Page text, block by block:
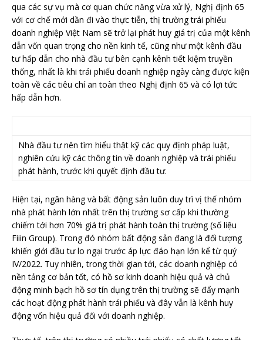
qua các sự vụ mà cơ quan chức năng vừa xử lý, Nghị định 65
với cơ chế mới dần đi vào thực tiễn, thị trường trái phiếu
doanh nghiệp Việt Nam sẽ trở lại phát huy giá trị của một kênh
dẫn vốn quan trọng cho nền kinh tế, cũng như một kênh đầu
tư hấp dẫn cho nhà đầu tư bên cạnh kênh tiết kiệm truyền
thống, nhất là khi trái phiếu doanh nghiệp ngày càng được kiện
toàn về các tiêu chí an toàn theo Nghị định 65 và có lợi tức
hấp dẫn hơn.
Nhà đầu tư nên tìm hiểu thật kỹ các quy định pháp luật,
nghiên cứu kỹ các thông tin về doanh nghiệp và trái phiếu
phát hành, trước khi quyết định đầu tư.
Hiện tại, ngân hàng và bất động sản luôn duy trì vị thế nhóm
nhà phát hành lớn nhất trên thị trường sơ cấp khi thường
chiếm tới hơn 70% giá trị phát hành toàn thị trường (số liệu
Fiiin Group). Trong đó nhóm bất động sản đang là đối tượng
khiến giới đầu tư lo ngại trước áp lực đáo hạn lớn kể từ quý
IV/2022. Tuy nhiên, trong thời gian tới, các doanh nghiệp có
nền tảng cơ bản tốt, có hồ sơ kinh doanh hiệu quả và chủ
động minh bạch hồ sơ tín dụng trên thị trường sẽ đẩy mạnh
các hoạt động phát hành trái phiếu và đây vẫn là kênh huy
động vốn hiệu quả đối với doanh nghiệp.